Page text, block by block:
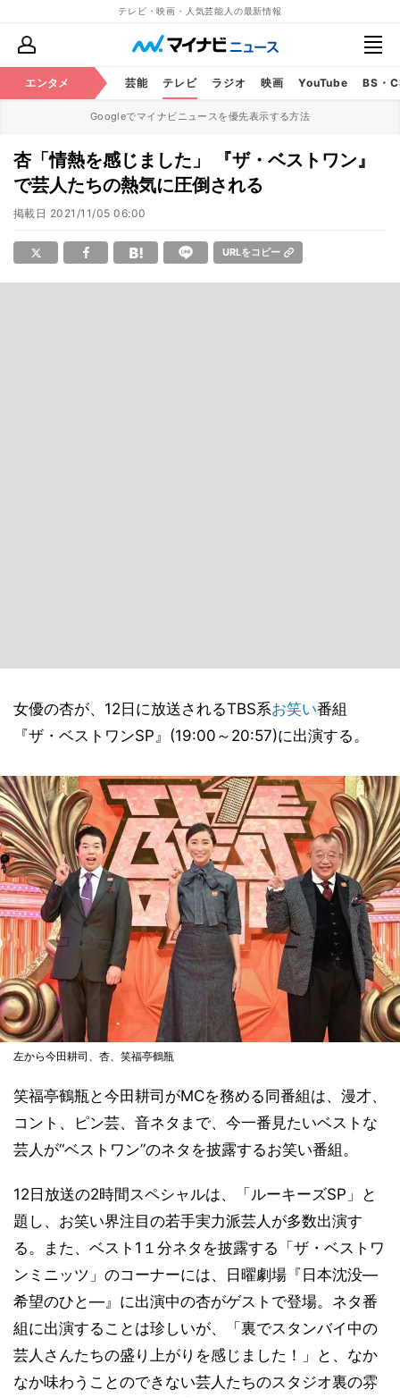
テレビ・映画・人気芸能人の最新情報
エンタメ 芸能 テレビ ラジオ 映画 YouTube BS・
Googleでマイナビニュースを優先表示する方法
杏「情熱を感じました」 『ザ・ベストワン』
で芸人たちの熱気に圧倒される
掲載日 2021/11/05 06:00
URLをコピー
女優の杏が、12日に放送されるTBS系お笑い番組
『ザ・ベストワンSP』(19:00～20:57)に出演する。
左から今田耕司、杏、笑福亭鶴瓶
笑福亭鶴瓶と今田耕司がMCを務める同番組は、漫才、
コント、ピン芸、音ネタまで、今一番見たいベストな
芸人が“ベストワン”のネタを披露するお笑い番組。
12日放送の2時間スペシャルは、「ルーキーズSP」と
題し、お笑い界注目の若手実力派芸人が多数出演す
る。また、ベスト1１分ネタを披露する「ザ・ベストワ
ンミニッツ」のコーナーには、日曜劇場『日本沈没―
希望のひと―』に出演中の杏がゲストで登場。ネタ番
組に出演することは珍しいが、「裏でスタンバイ中の
芸人さんたちの盛り上がりを感じました！」と、なか
なか味わうことのできない芸人たちのスタジオ裏の雰